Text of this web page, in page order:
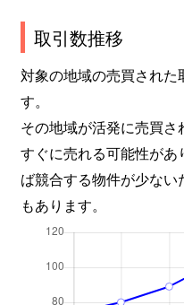
取引数推移
対象の地域の売買され
す。
その地域が活発に売買
すぐに売れる可能性が
ば競合する物件が少な
もあります。